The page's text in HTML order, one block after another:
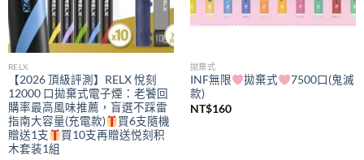
RELX
【2026 頂級評測】RELX 悅刻
12000 口拋棄式電子煙：老饕回
購率最高風味推薦，盲選不踩雷
指南大容量(充電款)
買6支隨機
贈送1支
買10支再贈送悦刻积
木套装1組
拋棄式
INF無限 拋棄式
7500口(鬼滅
款)
NT$160